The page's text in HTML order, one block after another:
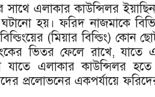
এলাকার কাউন্সিলর
হয়। ফরিদ নাজমাকে
(মিয়ার বিল্ডিং) কোন
ভিতর ফেলে রাখে, যাতে
এলাকার কাউন্সিলর
প্রলোভনের একপর্যায়ে